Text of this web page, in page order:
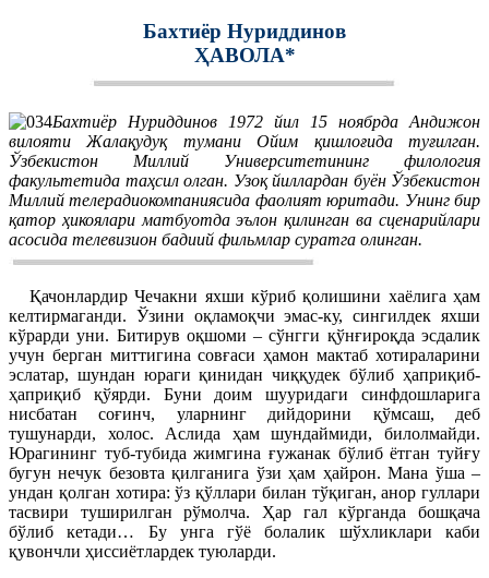
Бахтиёр Нуриддинов
ҲАВОЛА*
Бахтиёр Нуриддинов 1972 йил 15 ноябрда Андижон
вилояти Жалақудуқ тумани Ойим қишлоғида туғилган.
Ўзбекистон Миллий Университетининг филология
факультетида таҳсил олган. Узоқ йиллардан буён Ўзбекистон
Миллий телерадиокомпаниясида фаолият юритади. Унинг бир
қатор ҳикоялари матбуотда эълон қилинган ва сценарийлари
асосида телевизион бадиий фильмлар суратга олинган.
Қачонлардир Чечакни яхши кўриб қолишини хаёлига ҳам
келтирмаганди. Ўзини оқламоқчи эмас-ку, сингилдек яхши
кўрарди уни. Битирув оқшоми – сўнгги қўнғироқда эсдалик
учун берган миттигина совғаси ҳамон мактаб хотираларини
эслатар, шундан юраги қинидан чиққудек бўлиб ҳаприқиб-
ҳаприқиб қўярди. Буни доим шууридаги синфдошларига
нисбатан соғинч, уларнинг дийдорини қўмсаш, деб
тушунарди, холос. Аслида ҳам шундаймиди, билолмайди.
Юрагининг туб-тубида жимгина ғужанак бўлиб ётган туйғу
бугун нечук безовта қилганига ўзи ҳам ҳайрон. Мана ўша –
ундан қолган хотира: ўз қўллари билан тўқиган, анор гуллари
тасвири туширилган рўмолча. Ҳар гал кўрганда бошқача
бўлиб кетади… Бу унга гўё болалик шўхликлари каби
қувончли ҳиссиётлардек туюларди.